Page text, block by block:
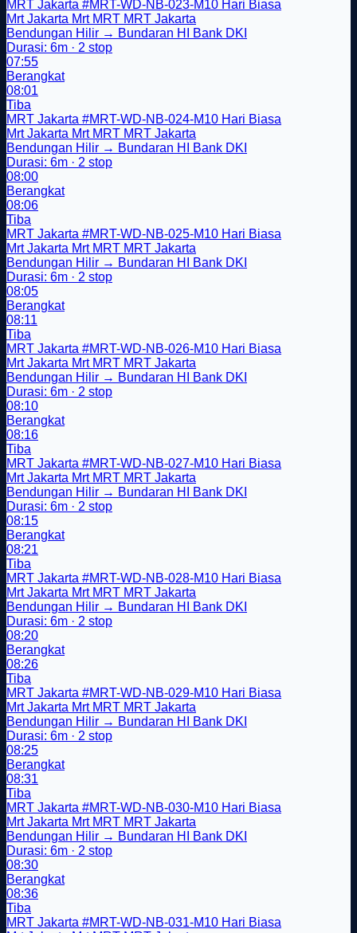
MRT Jakarta #MRT-WD-NB-023-M10 Hari Biasa
Mrt Jakarta Mrt MRT MRT Jakarta
Bendungan Hilir → Bundaran HI Bank DKI
Durasi: 6m · 2 stop
07:55
Berangkat
08:01
Tiba
MRT Jakarta #MRT-WD-NB-024-M10 Hari Biasa
Mrt Jakarta Mrt MRT MRT Jakarta
Bendungan Hilir → Bundaran HI Bank DKI
Durasi: 6m · 2 stop
08:00
Berangkat
08:06
Tiba
MRT Jakarta #MRT-WD-NB-025-M10 Hari Biasa
Mrt Jakarta Mrt MRT MRT Jakarta
Bendungan Hilir → Bundaran HI Bank DKI
Durasi: 6m · 2 stop
08:05
Berangkat
08:11
Tiba
MRT Jakarta #MRT-WD-NB-026-M10 Hari Biasa
Mrt Jakarta Mrt MRT MRT Jakarta
Bendungan Hilir → Bundaran HI Bank DKI
Durasi: 6m · 2 stop
08:10
Berangkat
08:16
Tiba
MRT Jakarta #MRT-WD-NB-027-M10 Hari Biasa
Mrt Jakarta Mrt MRT MRT Jakarta
Bendungan Hilir → Bundaran HI Bank DKI
Durasi: 6m · 2 stop
08:15
Berangkat
08:21
Tiba
MRT Jakarta #MRT-WD-NB-028-M10 Hari Biasa
Mrt Jakarta Mrt MRT MRT Jakarta
Bendungan Hilir → Bundaran HI Bank DKI
Durasi: 6m · 2 stop
08:20
Berangkat
08:26
Tiba
MRT Jakarta #MRT-WD-NB-029-M10 Hari Biasa
Mrt Jakarta Mrt MRT MRT Jakarta
Bendungan Hilir → Bundaran HI Bank DKI
Durasi: 6m · 2 stop
08:25
Berangkat
08:31
Tiba
MRT Jakarta #MRT-WD-NB-030-M10 Hari Biasa
Mrt Jakarta Mrt MRT MRT Jakarta
Bendungan Hilir → Bundaran HI Bank DKI
Durasi: 6m · 2 stop
08:30
Berangkat
08:36
Tiba
MRT Jakarta #MRT-WD-NB-031-M10 Hari Biasa